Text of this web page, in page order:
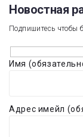
Новостная
Подпишитесь чтобы
Имя
Адрес имейл